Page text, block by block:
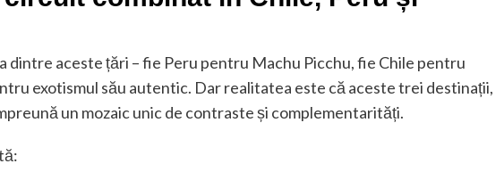
dintre aceste țări – fie Peru pentru Machu Picchu, fie Chile pentru
exotismul său autentic. Dar realitatea este că aceste trei destinații,
un mozaic unic de contraste și complementarități.